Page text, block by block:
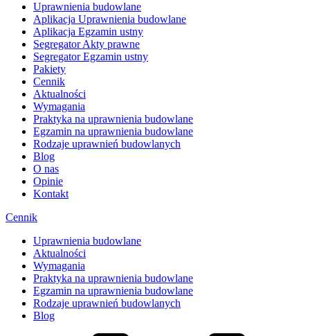
Uprawnienia budowlane
Aplikacja Uprawnienia budowlane
Aplikacja Egzamin ustny
Segregator Akty prawne
Segregator Egzamin ustny
Pakiety
Cennik
Aktualności
Wymagania
Praktyka na uprawnienia budowlane
Egzamin na uprawnienia budowlane
Rodzaje uprawnień budowlanych
Blog
O nas
Opinie
Kontakt
Cennik
Uprawnienia budowlane
Aktualności
Wymagania
Praktyka na uprawnienia budowlane
Egzamin na uprawnienia budowlane
Rodzaje uprawnień budowlanych
Blog